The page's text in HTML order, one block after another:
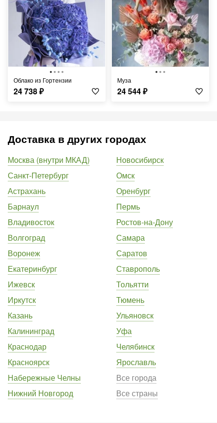
Облако из Гортензии
24 738₽
Муза
24 544₽
Доставка в других городах
Москва (внутри МКАД)
Санкт-Петербург
Астрахань
Барнаул
Владивосток
Волгоград
Воронеж
Екатеринбург
Ижевск
Иркутск
Казань
Калининград
Краснодар
Красноярск
Набережные Челны
Нижний Новгород
Новосибирск
Омск
Оренбург
Пермь
Ростов-на-Дону
Самара
Саратов
Ставрополь
Тольятти
Тюмень
Ульяновск
Уфа
Челябинск
Ярославль
Все города
Все страны